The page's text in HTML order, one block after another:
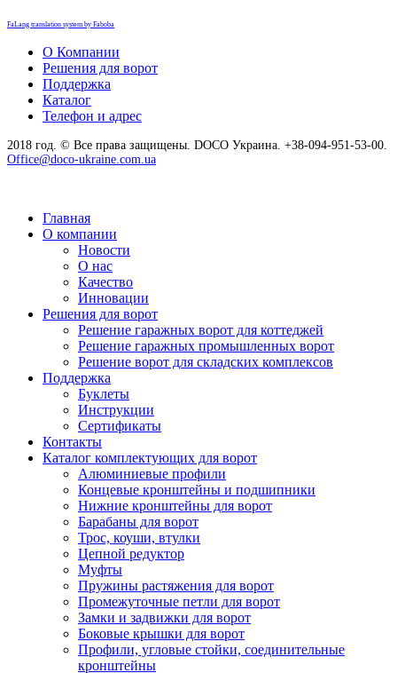
FaLang translation system by Faboba
О Компании
Решения для ворот
Поддержка
Каталог
Телефон и адрес
2018 год. © Все права защищены. DOCO Украина. +38-094-951-53-00.
Office@doco-ukraine.com.ua
Главная
О компании
Новости
О нас
Качество
Инновации
Решения для ворот
Решение гаражных ворот для коттеджей
Решение гаражных промышленных ворот
Решение ворот для складских комплексов
Поддержка
Буклеты
Инструкции
Сертификаты
Контакты
Каталог комплектующих для ворот
Алюминиевые профили
Концевые кронштейны и подшипники
Нижние кронштейны для ворот
Барабаны для ворот
Трос, коуши, втулки
Цепной редуктор
Муфты
Пружины растяжения для ворот
Промежуточные петли для ворот
Замки и задвижки для ворот
Боковые крышки для ворот
Профили, угловые стойки, соединительные
кронштейны